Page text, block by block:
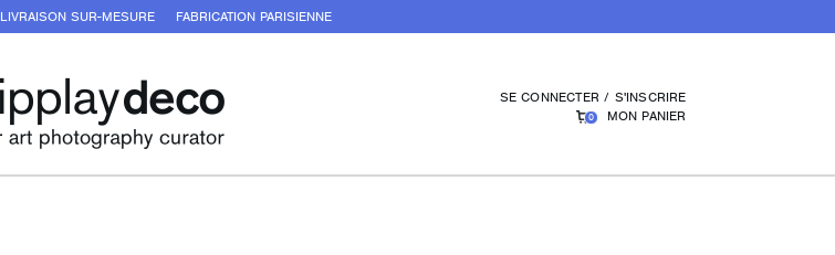
LIVRAISON SUR-MESURE FABRICATION PARISIENNE
SE CONNECTER / S'INSCRIRE
0 MON PANIER